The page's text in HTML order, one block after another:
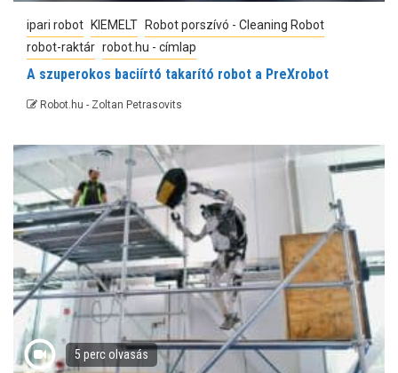
ipari robot KIEMELT
Robot porszívó - Cleaning Robot
robot-raktár robot.hu - címlap
A szuperokos baciírtó takarító robot a PreXrobot
Robot.hu - Zoltan Petrasovits
5 perc olvasás